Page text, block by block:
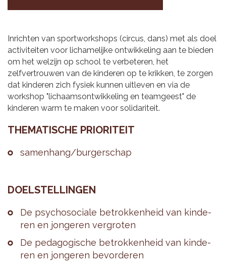
Inrichten van sportworkshops (circus, dans) met als doel
activiteiten voor lichamelijke ontwikkeling aan te bieden
om het welzijn op school te verbeteren, het
zelfvertrouwen van de kinderen op te krikken, te zorgen
dat kinderen zich fysiek kunnen uitleven en via de
workshop "lichaamsontwikkeling en teamgeest" de
kinderen warm te maken voor solidariteit.
THE­MA­TI­SCHE PRI­O­RI­TEIT
sa­men­hang/bur­ger­schap
DOEL­STEL­LIN­GEN
De psy­cho­so­ci­a­le be­trok­ken­heid van kin­de­
ren en jon­ge­ren ver­gro­ten
De pe­da­go­gi­sche be­trok­ken­heid van kin­de­
ren en jon­ge­ren be­vor­de­ren